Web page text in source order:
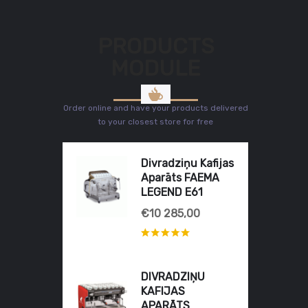
Order online and have your products delivered
to your closest store for free
Divradziņu Kafijas
Aparāts FAEMA
LEGEND E61
€10 285,00
DIVRADZIŅU
KAFIJAS